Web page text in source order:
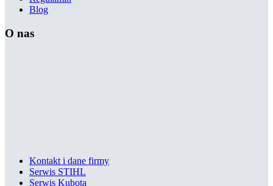
Blog
O nas
Kontakt i dane firmy
Serwis STIHL
Serwis Kubota